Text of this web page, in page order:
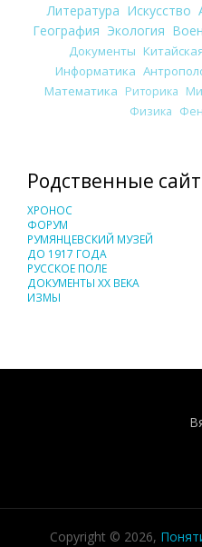
Литература Искусство
География Экология
Документы
Информатика
Математика Риторика
Физика
Родственные
ХРОНОС
ФОРУМ
РУМЯНЦЕВСКИЙ МУЗЕЙ
ДО 1917 ГОДА
РУССКОЕ ПОЛЕ
ДОКУМЕНТЫ XX ВЕКА
ИЗМЫ
Copyright © 2026,